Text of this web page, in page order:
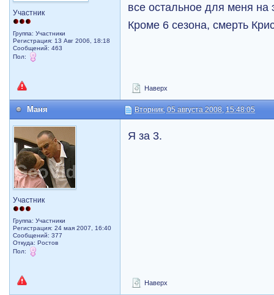
Участник
Группа: Участники
Регистрация: 13 Авг 2006, 18:18
Сообщений: 463
Пол:
все остальное для меня на
Кроме 6 сезона, смерть
Наверх
Маня Вторник, 05 августа 2008, 15:48:05
Участник
Группа: Участники
Регистрация: 24 мая 2007, 16:40
Сообщений: 377
Откуда: Ростов
Пол:
Я за 3.
Наверх